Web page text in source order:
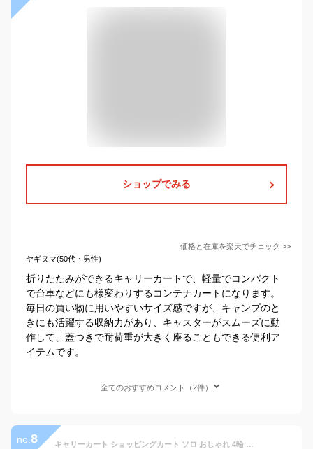
ショップでみる
価格と在庫を楽天でチェック >>
ヤギヌマ(50代・男性)
折りたたみができるキャリーカートで、軽量でコンパクト
で台車などにも様変わりするコンテナカートになります。
毎日の買い物に用いやすいサイズ感ですが、キャンプのと
きにも活躍する収納力があり、キャスターがスムーズに動
作して、蓋つきで耐荷重が大きく座ることもできる便利ア
イテムです。
全てのおすすめコメント（2件）
no. 8 キャリーカート ショッピングカート ソロ おしゃれ 4輪 前押し 折りたたみ 軽量 買い物 ミニ タイヤ大きい イス付き 子供 釣り キャンプ アウトドア おすすめ